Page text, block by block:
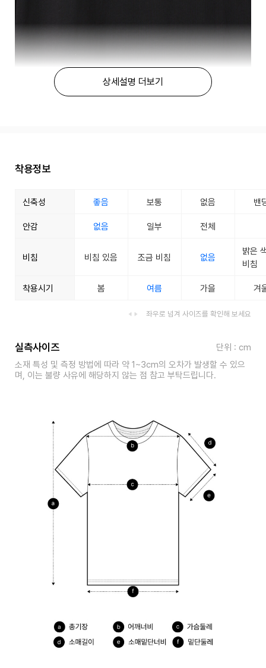
상세설명 더보기
착용정보
신축성 좋음 보통 없음 밴
안감 없음 일부 전체
비침 비침 있음 조금 비침 없음
밝은
비침
착용시기 봄 여름 가을 겨
좌우로 넘겨 사이즈를 확인해 보세요
실측사이즈
단위 : cm
소재 특성 및 측정 방법에 따라 약 1~3cm의 오차가 발생할 수 있으
며, 이는 불량 사유에 해당하지 않는 점 참고 부탁드립니다.